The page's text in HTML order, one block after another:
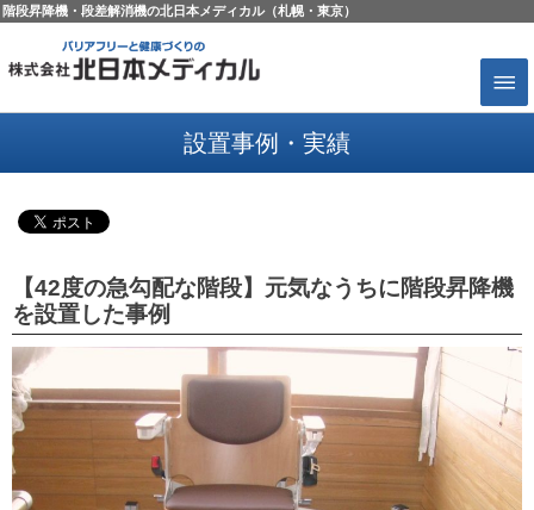
階段昇降機・段差解消機の北日本メディカル（札幌・東京）
設置事例・実績
【42度の急勾配な階段】元気なうちに階段昇降機
を設置した事例